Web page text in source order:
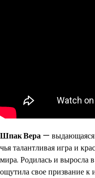
Шпак Вера — выдающаяся
чья талантливая игра и
мира. Родилась и выросла
ощутила свое призвание к